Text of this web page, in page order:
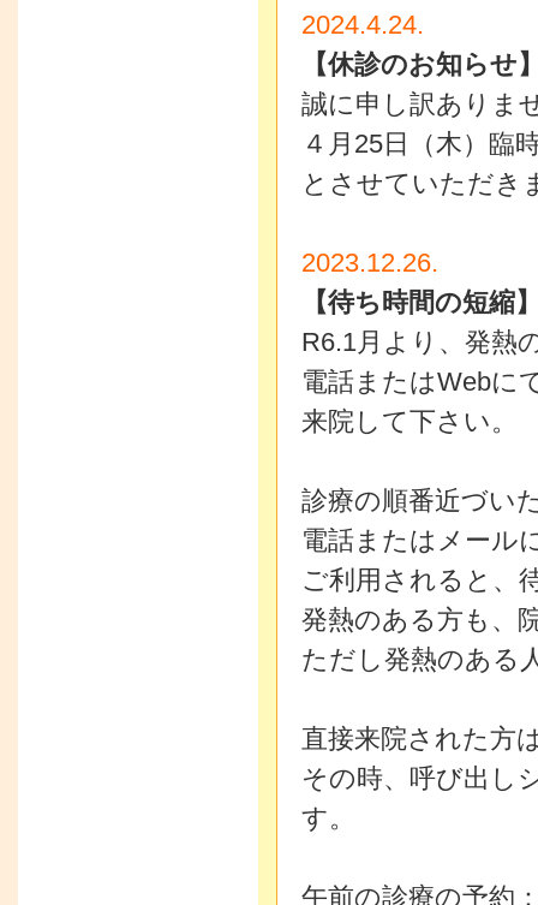
2024.4.24.
【休診のお知らせ
誠に申し訳ありま
４月25日（木）臨
とさせていただき
2023.12.26.
【待ち時間の短縮
R6.1月より、発熱
電話またはWebに
来院して下さい。
診療の順番近づい
電話またはメール
ご利用されると、
発熱のある方も、
ただし発熱のある
直接来院された方
その時、呼び出し
す。
午前の診療の予約